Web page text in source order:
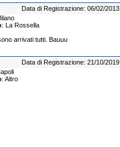
Data di Registrazione: 06/02/2013
: La Rossella
arrivati tutti. Bauuu
Data di Registrazione: 21/10/2019
: Altro